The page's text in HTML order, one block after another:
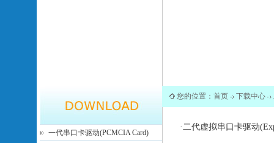
一代串口卡驱动(PCMCIA Card)
您的位置： 首页 下载中心
·二代虚拟串口卡驱动